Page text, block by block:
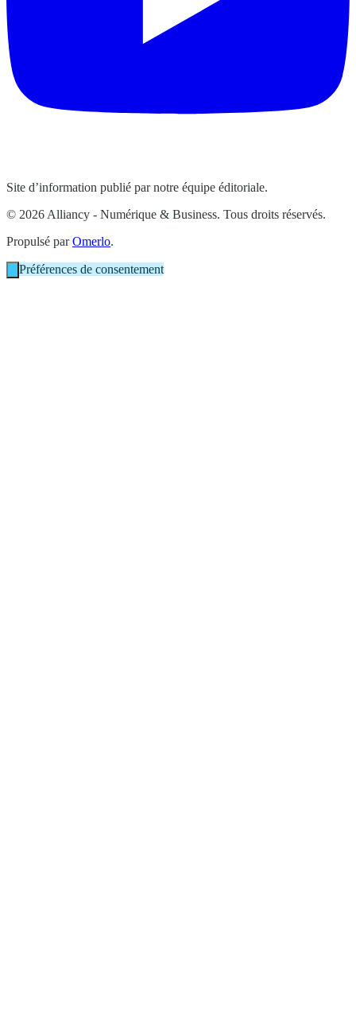
Site d’information publié par notre équipe éditoriale.
© 2026 Alliancy - Numérique & Business. Tous droits réservés.
Propulsé parOmerlo.
Préférences de consentement